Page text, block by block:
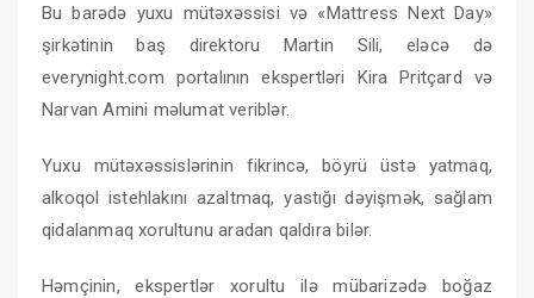
Bu barədə yuxu mütəxəssisi və «Mattress Next Day»
şirkətinin baş direktoru Martin Sili, eləcə də
everynight.com portalının ekspertləri Kira Pritçard və
Narvan Amini məlumat veriblər.
Yuxu mütəxəssislərinin fikrincə, böyrü üstə yatmaq,
alkoqol istehlakını azaltmaq, yastığı dəyişmək, sağlam
qidalanmaq xorultunu aradan qaldıra bilər.
Həmçinin, ekspertlər xorultu ilə mübarizədə boğaz